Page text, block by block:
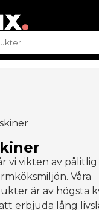
vi vikten av
Våra
är av högsta
erbjuda lång